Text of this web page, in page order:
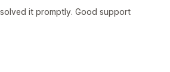
it promptly. Good support